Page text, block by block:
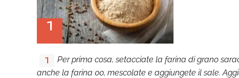
1
1
Per prima cosa, setacciate la farina di grano
anche la farina 00, mescolate e aggiungete il sale.